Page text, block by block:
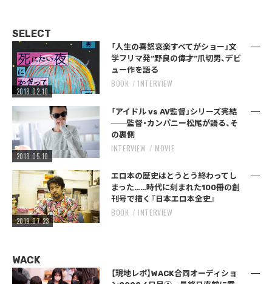
SELECT
2018.02.10
「人生の喜怒哀楽すべてがショー」文
学フリマ発“野良の偉才”爪切男、デビ
ュー作を語る
BOOK INTERVIEW
2018.05.10
「アイドル vs AV監督」シリーズ完結
──監督・カンパニー松尾が語る、そ
の裏側
INTERVIEW MOVIE
2019.07.23
エロ本の歴史はとうとう終わってし
まった……時代に刻まれた100冊の創
刊号で描く『日本エロ本全史』
BOOK INTERVIEW
WACK
【現地レポ】WACK合同オーディショ